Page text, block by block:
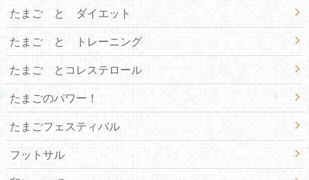
たまご と ダイエット
たまご と トレーニング
たまご とコレステロール
たまごのパワー！
たまごフェスティバル
フットサル